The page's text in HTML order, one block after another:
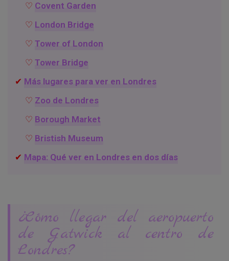
Covent Garden
London Bridge
Tower of London
Tower Bridge
Más lugares para ver en Londres
Zoo de Londres
Borough Market
Bristish Museum
Mapa: Qué ver en Londres en dos días
¿Cómo llegar del aeropuerto
de Gatwick al centro de
Londres?